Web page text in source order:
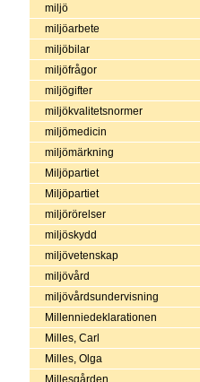
miljö
miljöarbete
miljöbilar
miljöfrågor
miljögifter
miljökvalitetsnormer
miljömedicin
miljömärkning
Miljöpartiet
Miljöpartiet
miljörörelser
miljöskydd
miljövetenskap
miljövård
miljövårdsundervisning
Millenniedeklarationen
Milles, Carl
Milles, Olga
Millesgården